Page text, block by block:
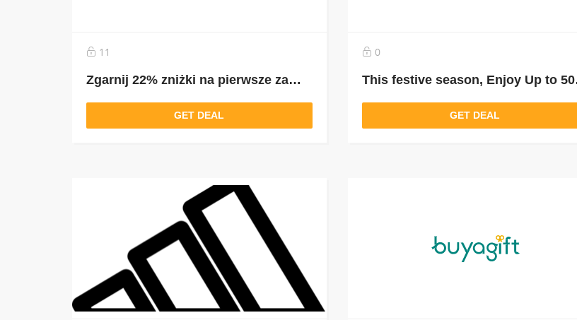
11
Zgarnij 22% zniżki na pierwsze zamówienie
GET DEAL
0
This
GET DEAL